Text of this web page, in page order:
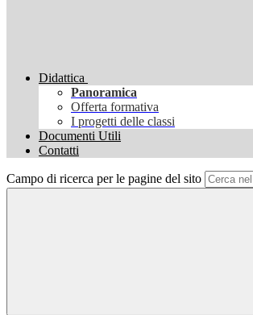
Didattica
Panoramica
Offerta formativa
I progetti delle classi
Documenti Utili
Contatti
Campo di ricerca per le pagine del sito